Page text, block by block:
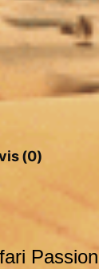
(0)